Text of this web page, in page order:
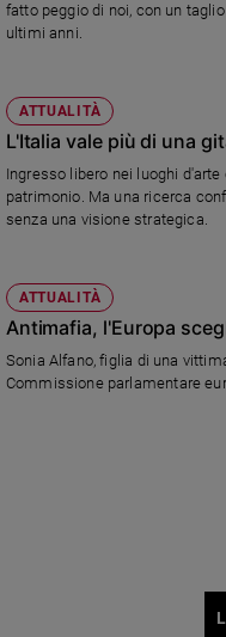
fatto peggio di noi, con un
ultimi anni.
ATTUALITÀ
L'Italia vale più di una
Ingresso libero nei luoghi
patrimonio. Ma una ricerca
senza una visione strategica.
ATTUALITÀ
Antimafia, l'Europa
Sonia Alfano, figlia di una
Commissione parlamentare